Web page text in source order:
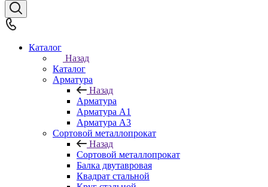
Каталог
Назад
Каталог
Арматура
Назад
Арматура
Арматура A1
Арматура А3
Сортовой металлопрокат
Назад
Сортовой металлопрокат
Балка двутавровая
Квадрат стальной